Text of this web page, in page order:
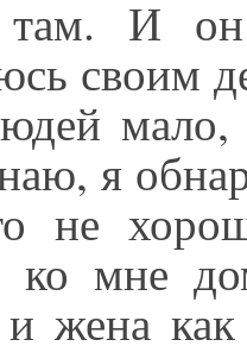
там. И
своим
я
не
ко мне
жена как